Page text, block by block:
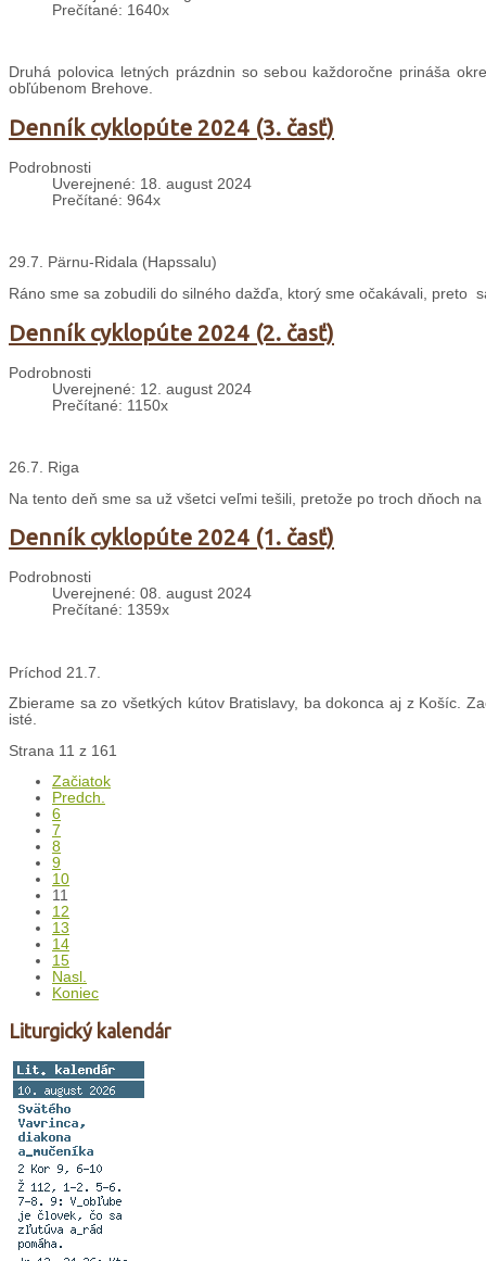
Prečítané: 1640x
Druhá polovica letných prázdnin so sebou každoročne prináša
obľúbenom Brehove.
Denník cyklopúte 2024 (3. časť)
Podrobnosti
Uverejnené: 18. august 2024
Prečítané: 964x
29.7. Pärnu-Ridala (Hapssalu)
Ráno sme sa zobudili do silného dažďa, ktorý sme očakávali, preto
Denník cyklopúte 2024 (2. časť)
Podrobnosti
Uverejnené: 12. august 2024
Prečítané: 1150x
26.7. Riga
Na tento deň sme sa už všetci veľmi tešili, pretože po troch dňoch
Denník cyklopúte 2024 (1. časť)
Podrobnosti
Uverejnené: 08. august 2024
Prečítané: 1359x
Príchod 21.7.
Zbierame sa zo všetkých kútov Bratislavy, ba dokonca aj z Košíc.
isté.
Strana 11 z 161
Začiatok
Predch.
6
7
8
9
10
11
12
13
14
15
Nasl.
Koniec
Liturgický kalendár